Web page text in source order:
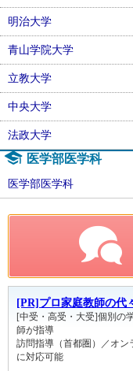
明治大学
青山学院大学
立教大学
中央大学
法政大学
医学部医学科
医学部医学科